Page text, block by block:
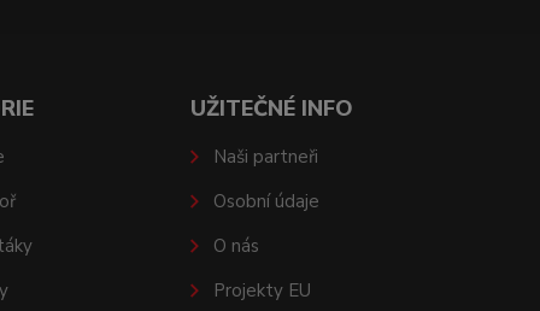
UŽITEČNÉ INFO
Naši partneři
Osobní údaje
O nás
Projekty EU